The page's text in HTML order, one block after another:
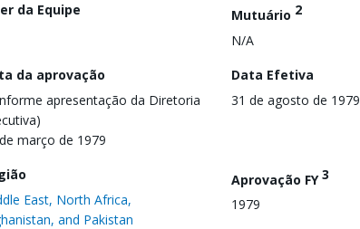
da Equipe Mutuário 2
N/A
da aprovação
apresentação da Diretoria
março de 1979
Data Efetiva
31 de agosto de 1979
East, North Africa,
and Pakistan
Aprovação FY3
1979